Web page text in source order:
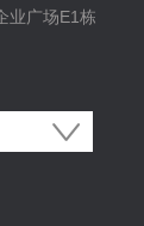
业广场E1栋